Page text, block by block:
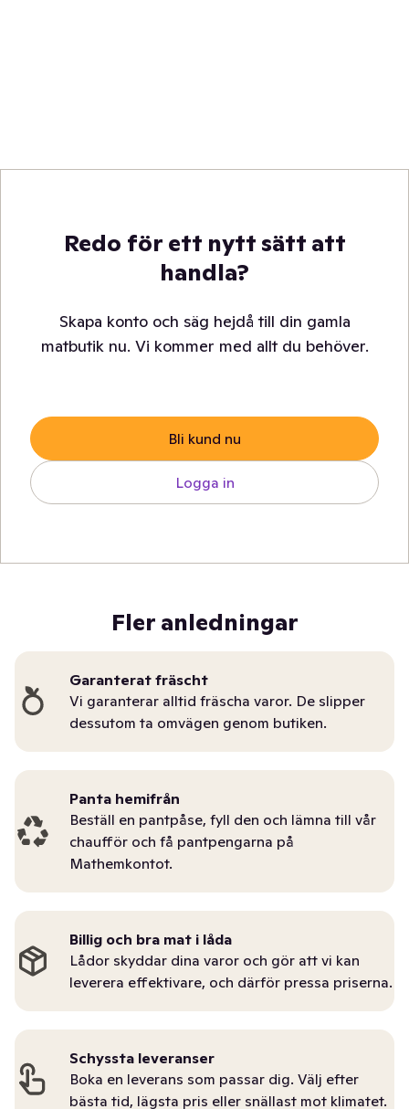
Redo för ett nytt sätt att
handla?
Skapa konto och säg hejdå till din gamla
matbutik nu. Vi kommer med allt du behöver.
Bli kund nu
Logga in
Fler anledningar
Garanterat fräscht
Vi garanterar alltid fräscha varor. De slipper
dessutom ta omvägen genom butiken.
Panta hemifrån
Beställ en pantpåse, fyll den och lämna till vår
chaufför och få pantpengarna på
Mathemkontot.
Billig och bra mat i låda
Lådor skyddar dina varor och gör att vi kan
leverera effektivare, och därför pressa priserna.
Schyssta leveranser
Boka en leverans som passar dig. Välj efter
bästa tid, lägsta pris eller snällast mot klimatet.